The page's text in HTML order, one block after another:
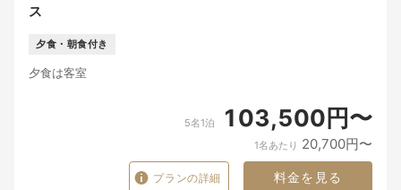
ス
夕食・朝食付き
夕食は客室
5名1泊 103,500円〜
1名あたり 20,700円〜
プランの詳細 料金を見る